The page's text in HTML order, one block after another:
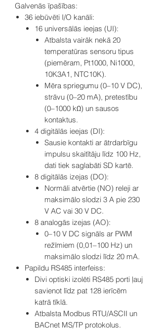
Galvenās īpašības:
36 iebūvēti I/O kanāli:
16 universālās ieejas (UI):
Atbalsta vairāk nekā 20
temperatūras sensoru tipus
(piemēram, Pt1000, Ni1000,
10K3A1, NTC10K).
Mēra spriegumu (0–10 V DC),
strāvu (0–20 mA), pretestību
(0–1000 kΩ) un sausos
kontaktus.
4 digitālās ieejas (DI):
Sausie kontakti ar ātrdarbīgu
impulsu skaitītāju līdz 100 Hz,
dati tiek saglabāti SD kartē.
8 digitālās izejas (DO):
Normāli atvērtie (NO) releji ar
maksimālo slodzi 3 A pie 230
V AC vai 30 V DC.
8 analogās izejas (AO):
0–10 V DC signāls ar PWM
režīmiem (0,01–100 Hz) un
maksimālo slodzi līdz 20 mA.
Papildu RS485 interfeiss:
Divi optiski izolēti RS485 porti ļauj
savienot līdz pat 128 ierīcēm
katrā tīklā.
Atbalsta Modbus RTU/ASCII un
BACnet MS/TP protokolus.